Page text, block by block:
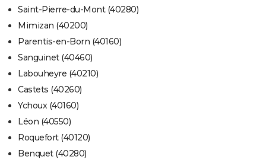
Saint-Pierre-du-Mont (40280)
Mimizan (40200)
Parentis-en-Born (40160)
Sanguinet (40460)
Labouheyre (40210)
Castets (40260)
Ychoux (40160)
Léon (40550)
Roquefort (40120)
Benquet (40280)